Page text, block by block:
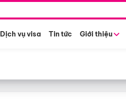
Dịch vụ visa Tin tức Giới thiệu